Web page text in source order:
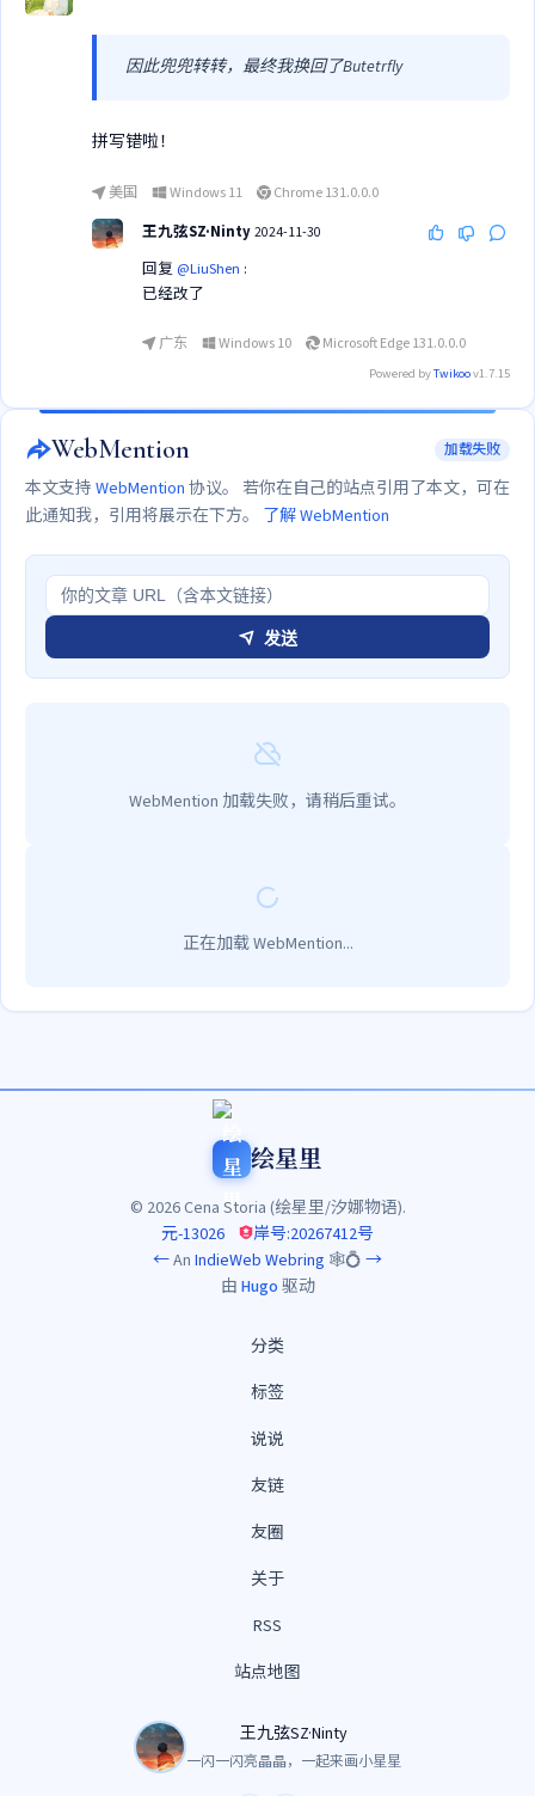
因此兜兜转转，最终我换回了Butetrfly
拼写错啦！
美国 Windows 11
Chrome 131.0.0.0
王九弦SZ·Ninty 2024-11-30
回复@LiuShen :
已经改了
广东 Windows 10 Microsoft Edge 131.0.0.0
Powered byTwikoov1.7.15
WebMention 加载失败
本文支持 WebMention 协议。 若你在自己的站点引用了本文，可在
此通知我，引用将展示在下方。 了解 WebMention
发送
WebMention 加载失败，请稍后重试。
正在加载 WebMention...
绘星里
© 2026 Cena Storia (绘星里/汐娜物语).
元-13026
岸号:20267412号
←An IndieWeb Webring 🕸💍 →
由 Hugo 驱动
分类
标签
说说
友链
友圈
关于
RSS
站点地图
王九弦SZ·Ninty
一闪一闪亮晶晶，一起来画小星星